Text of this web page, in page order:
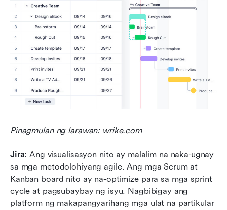
Pinagmulan ng larawan: wrike.com
Jira: Ang visualisasyon nito ay malalim na naka-ugnay
sa mga metodolohiyang agile. Ang mga Scrum at
Kanban board nito ay na-optimize para sa mga sprint
cycle at pagsubaybay ng isyu. Nagbibigay ang
platform ng makapangyarihang mga ulat na partikular